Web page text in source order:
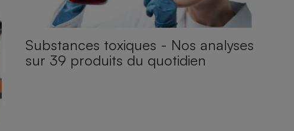
Substances toxiques - Nos analyses
sur 39 produits du quotidien